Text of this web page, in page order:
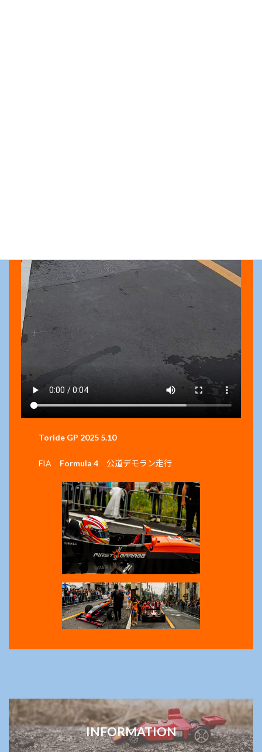
Toride GP 2025 5.10
FIA Formula 4 公道デモラン走行
INFORMATION